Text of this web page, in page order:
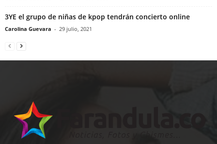
3YE el grupo de niñas de kpop tendrán concierto online
Carolina Guevara - 29 julio, 2021